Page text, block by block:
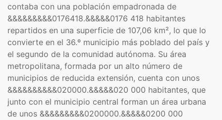
contaba con una población empadronada de
&&&&&&&&&0176418.&&&&&0176 418 habitantes
repartidos en una superficie de 107,06 km², lo que lo
convierte en el 36.º municipio más poblado del país y
el segundo de la comunidad autónoma.​ Su área
metropolitana, formada por un alto número de
municipios de reducida extensión, cuenta con unos
&&&&&&&&&&020000.&&&&&020 000 habitantes, que
junto con el municipio central forman un área urbana
de unos &&&&&&&&&0200000.&&&&&0200 000